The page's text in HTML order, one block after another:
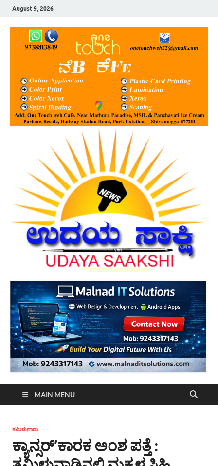
August 9, 2026
MAIN MENU
ತಮಿಳುನಾಡು
ಕ್ಯಾನ್ಸರ್’ಕಾರಕ ಅಂಶ ಪತ್ತೆ :